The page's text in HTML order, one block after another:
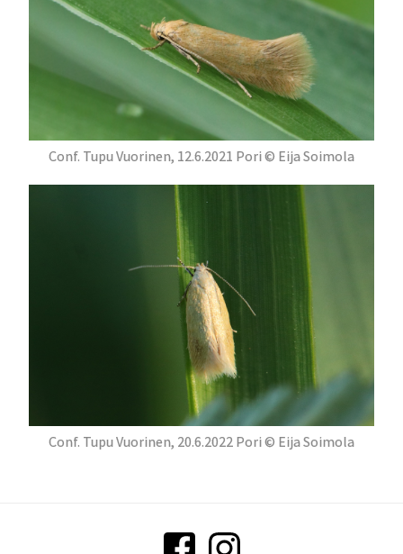
Conf. Tupu Vuorinen, 12.6.2021 Pori © Eija Soimola
Conf. Tupu Vuorinen, 20.6.2022 Pori © Eija Soimola